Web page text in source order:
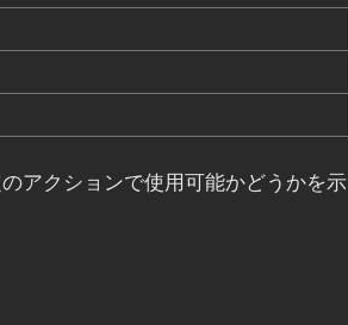
アクションで使用可能かどうかを示